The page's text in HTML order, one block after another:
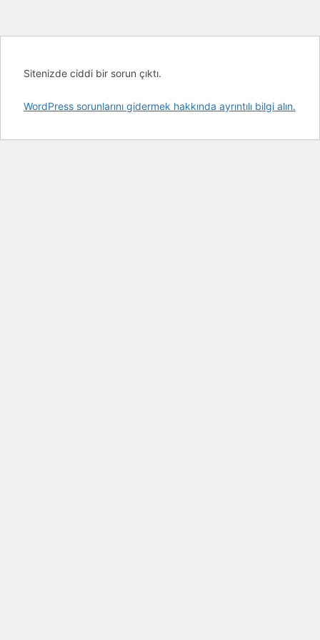
Sitenizde ciddi bir sorun çıktı.
WordPress sorunlarını gidermek hakkında ayrıntılı bilgi alın.